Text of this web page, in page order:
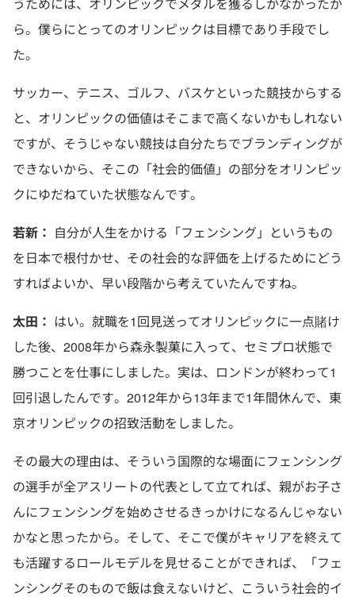
ら。僕らにとってのオリンピックは目標であり手段でし
た。
サッカー、テニス、ゴルフ、バスケといった競技からする
と、オリンピックの価値はそこまで高くないかもしれない
ですが、そうじゃない競技は自分たちでブランディングが
できないから、そこの「社会的価値」の部分をオリンピッ
クにゆだねていた状態なんです。
若新： 自分が人生をかける「フェンシング」というもの
を日本で根付かせ、その社会的な評価を上げるためにどう
すればよいか、早い段階から考えていたんですね。
太田： はい。就職を1回見送ってオリンピックに一点賭け
した後、2008年から森永製菓に入って、セミプロ状態で
勝つことを仕事にしました。実は、ロンドンが終わって1
回引退したんです。2012年から13年まで1年間休んで、東
京オリンピックの招致活動をしました。
その最大の理由は、そういう国際的な場面にフェンシング
の選手が全アスリートの代表として立てれば、親がお子さ
んにフェンシングを始めさせるきっかけになるんじゃない
かなと思ったから。そして、そこで僕がキャリアを終えて
も活躍するロールモデルを見せることができれば、「フェ
ンシングそのもので飯は食えないけど、こういう社会的イ